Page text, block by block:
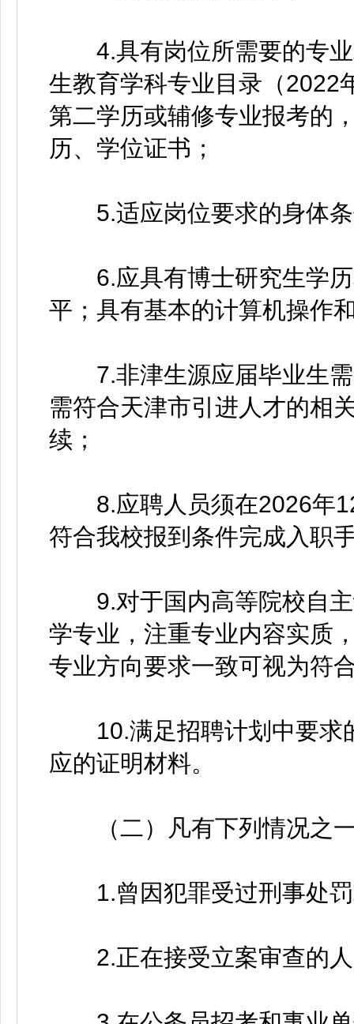
4.具有岗位所需要的专业
生教育学科专业目录（2022
第二学历或辅修专业报考的
历、学位证书；
5.适应岗位要求的身体条
6.应具有博士研究生学历
平；具有基本的计算机操作
7.非津生源应届毕业生需
需符合天津市引进人才的相
续；
8.应聘人员须在2026年12
符合我校报到条件完成入职
9.对于国内高等院校自主
学专业，注重专业内容实质
专业方向要求一致可视为符
10.满足招聘计划中要求
应的证明材料。
（二）凡有下列情况之一
1.曾因犯罪受过刑事处罚
2.正在接受立案审查的人